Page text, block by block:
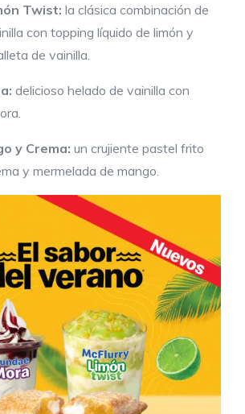
Twist: la clásica combinación de
con topping líquido de limón y
de vainilla.
delicioso helado de vainilla con
y Crema: un crujiente pastel frito
y mermelada de mango.